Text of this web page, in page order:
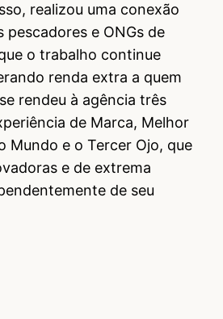
realizou uma conexão
e ONGs de
o trabalho continue
renda extra a quem
rendeu à agência três
de Marca, Melhor
Mundo e o Tercer Ojo, que
e de extrema
de seu